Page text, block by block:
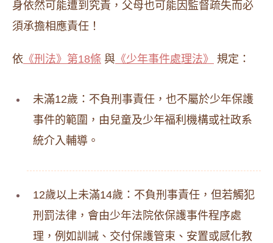
身依然可能遭到究責，父母也可能因監督疏失而必
須承擔相應責任！
依 《刑法》第18條 與 《少年事件處理法》 規定：
未滿12歲：不負刑事責任，也不屬於少年保護
事件的範圍，由兒童及少年福利機構或社政系
統介入輔導。
12歲以上未滿14歲：不負刑事責任，但若觸犯
刑罰法律，會由少年法院依保護事件程序處
理，例如訓誡、交付保護管束、安置或感化教